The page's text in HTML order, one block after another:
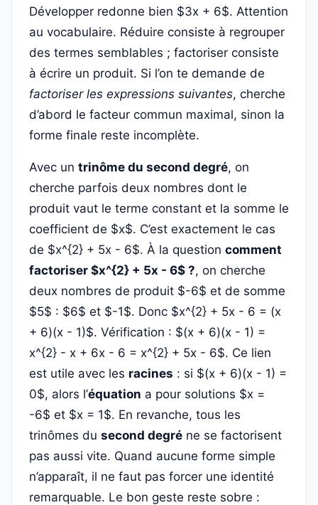
Développer redonne bien $3x + 6$. Attention
au vocabulaire. Réduire consiste à regrouper
des termes semblables ; factoriser consiste
à écrire un produit. Si l’on te demande de
factoriser les expressions suivantes, cherche
d’abord le facteur commun maximal, sinon la
forme finale reste incomplète.
Avec un trinôme du second degré, on
cherche parfois deux nombres dont le
produit vaut le terme constant et la somme le
coefficient de $x$. C’est exactement le cas
de $x^{2} + 5x - 6$. À la question comment
factoriser $x^{2} + 5x - 6$ ?, on cherche
deux nombres de produit $-6$ et de somme
$5$ : $6$ et $-1$. Donc $x^{2} + 5x - 6 = (x
+ 6)(x - 1)$. Vérification : $(x + 6)(x - 1) =
x^{2} - x + 6x - 6 = x^{2} + 5x - 6$. Ce lien
est utile avec les racines : si $(x + 6)(x - 1) =
0$, alors l’équation a pour solutions $x =
-6$ et $x = 1$. En revanche, tous les
trinômes du second degré ne se factorisent
pas aussi vite. Quand aucune forme simple
n’apparaît, il ne faut pas forcer une identité
remarquable. Le bon geste reste sobre :